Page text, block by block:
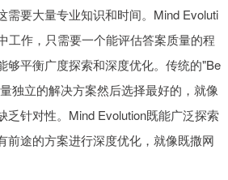
需要大量专业知识和时间。Mind Evoluti
工作，只需要一个能评估答案质量的程
够平衡广度探索和深度优化。传统的"Be
独立的解决方案然后选择最好的，就像
乏针对性。Mind Evolution既能广泛探索
前途的方案进行深度优化，就像既撒网